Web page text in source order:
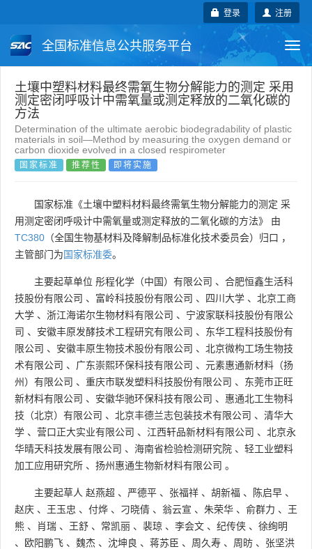
注册
登录
全国标准信息公共服务平台
国家标准 行业标准 地方标准
团体标准
国外标准 技术委员会
土壤中塑料材料最终需氧生物分解能力的测定 采用
测定密闭呼吸计中需氧量或测定释放的二氧化碳的
方法
Determination of the ultimate aerobic biodegradability of plastic
materials in soil—Method by measuring the oxygen demand or
carbon dioxide evolved in a closed respirometer
国家标准 推荐性 即将实施
国家标准《土壤中塑料材料最终需氧生物分解能力的测定 采
用测定密闭呼吸计中需氧量或测定释放的二氧化碳的方法》 由
TC380 （全国生物基材料及降解制品标准化技术委员会）归口 ，
主管部门为国家标准委。
主要起草单位 彤程化学（中国）有限公司 、 合肥恒鑫生活科
技股份有限公司 、 富岭科技股份有限公司 、 四川大学 、 北京工商
大学 、 浙江海诺尔生物材料有限公司 、 宁波家联科技股份有限公
司 、 安徽丰原发酵技术工程研究有限公司 、 东华工程科技股份有
限公司 、 安徽丰原生物技术股份有限公司 、 北京微构工场生物技
术有限公司 、 广东崇熙环保科技有限公司 、 元素惠通新材料（扬
州）有限公司 、 重庆市联发塑料科技股份有限公司 、 东莞市正旺
新材料有限公司 、 安徽华驰环保科技有限公司 、 惠通北工生物科
技（北京）有限公司 、 北京丰德兰志包装技术有限公司 、 清华大
学 、 营口正大实业有限公司 、 江西轩品新材料有限公司 、 北京永
华晴天科技发展有限公司 、 海南省检验检测研究院 、 轻工业塑料
加工应用研究所 、 扬州惠通生物新材料有限公司 。
主要起草人 赵燕超 、 严德平 、 张福祥 、 胡新福 、 陈启早 、
赵庆 、 王玉忠 、 付烨 、 刁晓倩 、 翁云宣 、 朱荣华 、 俞群力 、 王
熊 、 肖瑞 、 王舒 、 常凯丽 、 裴琼 、 李会文 、 纪传侠 、 徐绚明
、
欧阳鹏飞 、 魏杰 、 沈坤良 、 蒋苏臣 、 周久寿 、 周昉 、 张坚洪